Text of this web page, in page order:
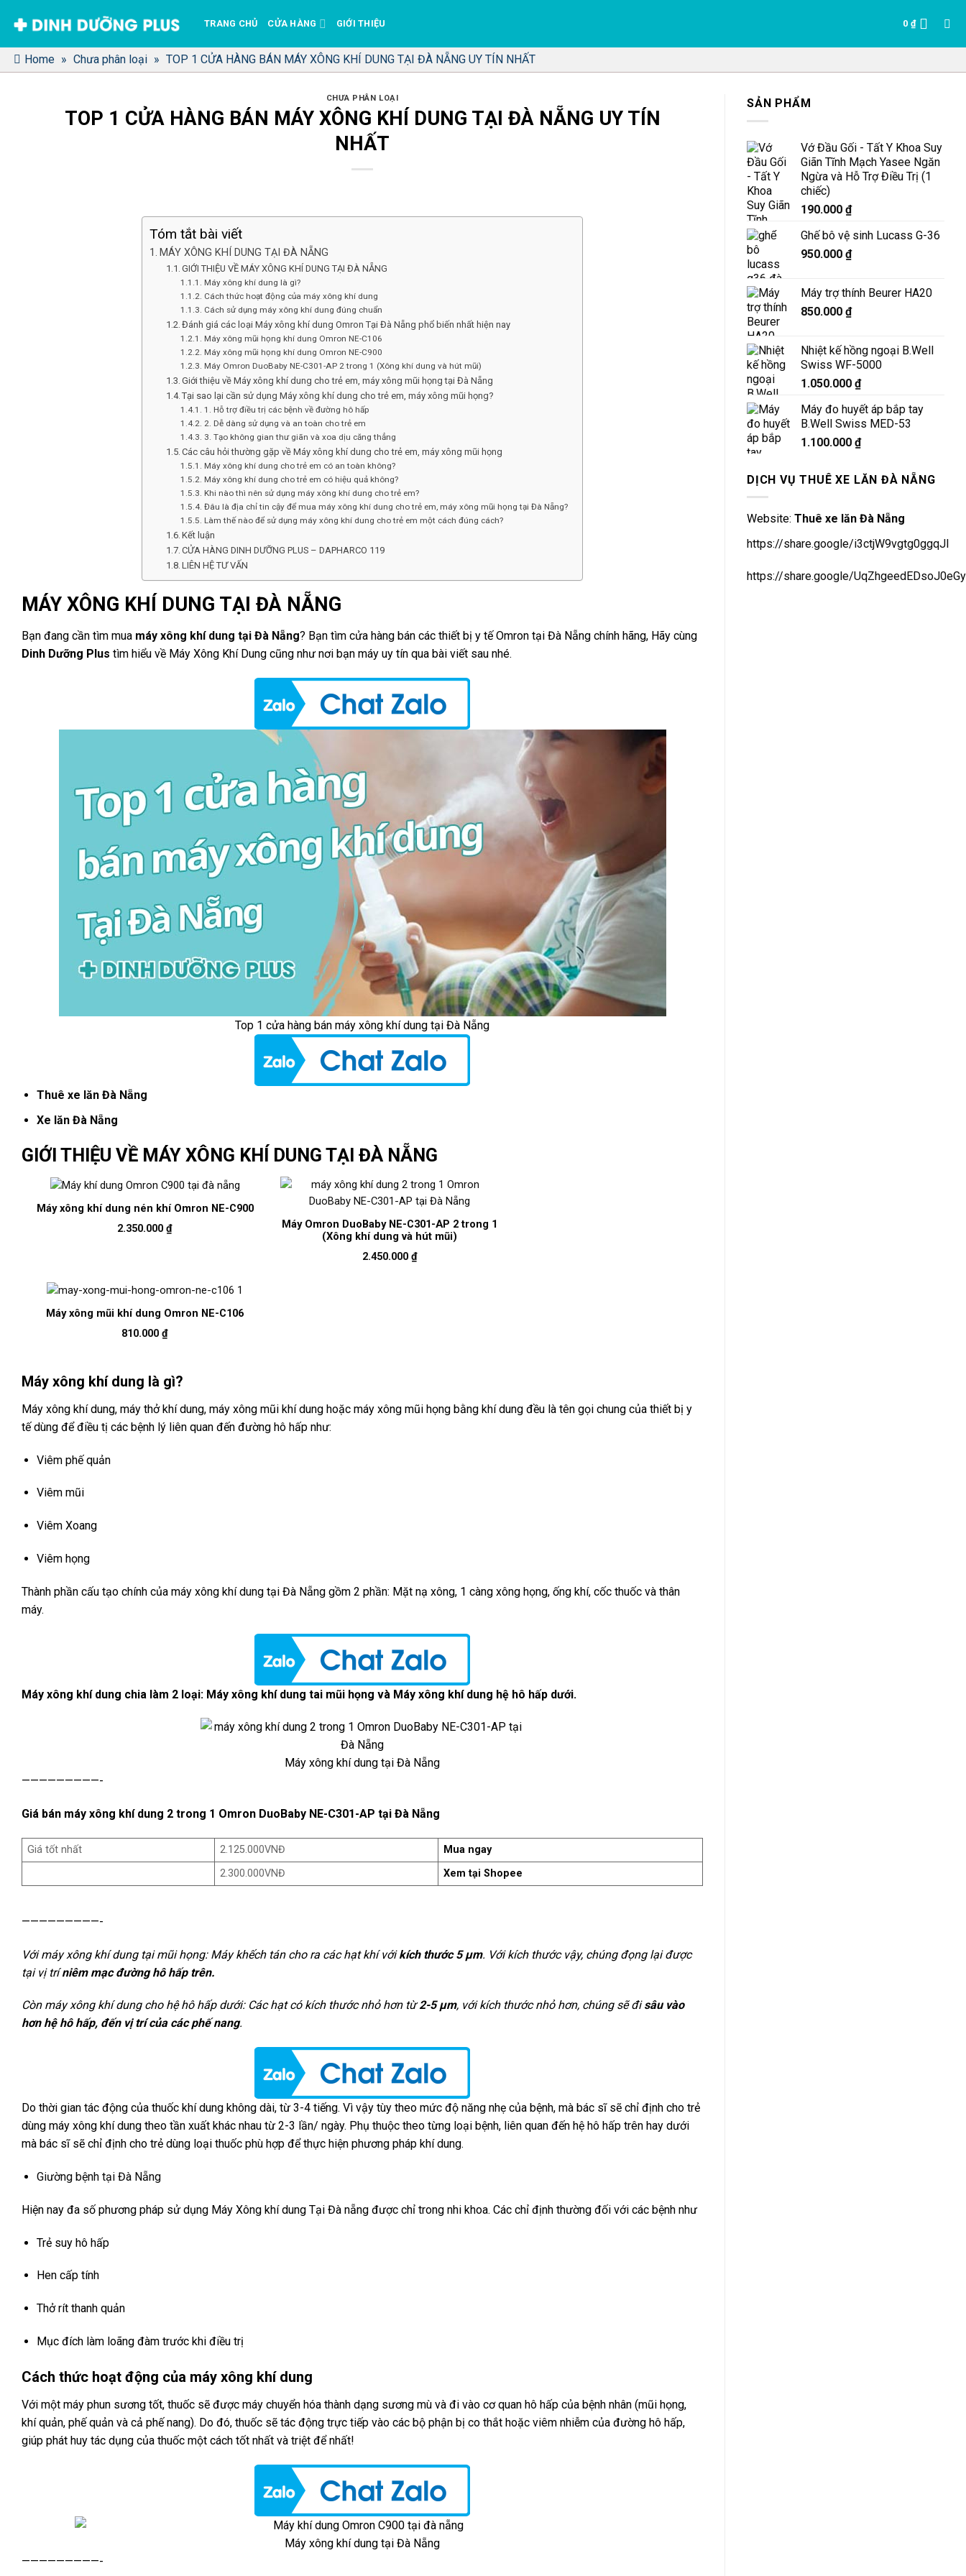
qua
nội
dung
TRANG CHỦ CỬA HÀNG GIỚI THIỆU 0 ₫
Home » Chưa phân loại » TOP 1 CỬA HÀNG BÁN MÁY XÔNG KHÍ DUNG TẠI ĐÀ NẴNG UY TÍN NHẤT
CHƯA PHÂN LOẠI
TOP 1 CỬA HÀNG BÁN MÁY XÔNG KHÍ DUNG TẠI ĐÀ NẴNG UY TÍN
NHẤT
Tóm tắt bài viết
MÁY XÔNG KHÍ DUNG TẠI ĐÀ NẴNG
GIỚI THIỆU VỀ MÁY XÔNG KHÍ DUNG TẠI ĐÀ NẴNG
Máy xông khí dung là gì?
Cách thức hoạt động của máy xông khí dung
Cách sử dụng máy xông khí dung đúng chuẩn
Đánh giá các loại Máy xông khí dung Omron Tại Đà Nẵng phổ biến nhất hiện nay
Máy xông mũi họng khí dung Omron NE-C106
Máy xông mũi họng khí dung Omron NE-C900
Máy Omron DuoBaby NE-C301-AP 2 trong 1 (Xông khí dung và hút mũi)
Giới thiệu về Máy xông khí dung cho trẻ em, máy xông mũi họng tại Đà Nẵng
Tại sao lại cần sử dụng Máy xông khí dung cho trẻ em, máy xông mũi họng?
1. Hỗ trợ điều trị các bệnh về đường hô hấp
2. Dễ dàng sử dụng và an toàn cho trẻ em
3. Tạo không gian thư giãn và xoa dịu căng thẳng
Các câu hỏi thường gặp về Máy xông khí dung cho trẻ em, máy xông mũi họng
Máy xông khí dung cho trẻ em có an toàn không?
Máy xông khí dung cho trẻ em có hiệu quả không?
Khi nào thì nên sử dụng máy xông khí dung cho trẻ em?
Đâu là địa chỉ tin cậy để mua máy xông khí dung cho trẻ em, máy xông mũi họng tại Đà Nẵng?
Làm thế nào để sử dụng máy xông khí dung cho trẻ em một cách đúng cách?
Kết luận
CỬA HÀNG DINH DƯỠNG PLUS – DAPHARCO 119
LIÊN HỆ TƯ VẤN
MÁY XÔNG KHÍ DUNG TẠI ĐÀ NẴNG
Bạn đang cần tìm mua máy xông khí dung tại Đà Nẵng? Bạn tìm cửa hàng bán các thiết bị y tế Omron tại Đà Nẵng chính hãng, Hãy cùng
Dinh Dưỡng Plus tìm hiểu về Máy Xông Khí Dung cũng như nơi bạn máy uy tín qua bài viết sau nhé.
Top 1 cửa hàng bán máy xông khí dung tại Đà Nẵng
Thuê xe lăn Đà Nẵng
Xe lăn Đà Nẵng
GIỚI THIỆU VỀ MÁY XÔNG KHÍ DUNG TẠI ĐÀ NẴNG
Máy xông khí dung nén khí Omron NE-C900
2.350.000₫
Máy Omron DuoBaby NE-C301-AP 2 trong 1
(Xông khí dung và hút mũi)
2.450.000 ₫
Máy xông mũi khí dung Omron NE-C106
810.000₫
Máy xông khí dung là gì?
Máy xông khí dung, máy thở khí dung, máy xông mũi khí dung hoặc máy xông mũi họng bằng khí dung đều là tên gọi chung của thiết bị y
tế dùng để điều tị các bệnh lý liên quan đến đường hô hấp như:
Viêm phế quản
Viêm mũi
Viêm Xoang
Viêm họng
Thành phần cấu tạo chính của máy xông khí dung tại Đà Nẵng gồm 2 phần: Mặt nạ xông, 1 càng xông họng, ống khí, cốc thuốc và thân
máy.
Máy xông khí dung chia làm 2 loại: Máy xông khí dung tai mũi họng và Máy xông khí dung hệ hô hấp dưới.
Máy xông khí dung tại Đà Nẵng
—————————-
Giá bán máy xông khí dung 2 trong 1 Omron DuoBaby NE-C301-AP tại Đà Nẵng
Giá tốt nhất 2.125.000VNĐ
Mua ngay
2.300.000VNĐ
Xem tại Shopee
—————————-
Với máy xông khí dung tại mũi họng: Máy khếch tán cho ra các hạt khí vớikích thước 5 µm. Với kích thước vậy, chúng đọng lại được
tại vị tríniêm mạc đường hô hấp trên.
Còn máy xông khí dung cho hệ hô hấp dưới: Các hạt có kích thước nhỏ hơn từ2-5 µm, với kích thước nhỏ hơn, chúng sẽ đisâu vào
hơn hệ hô hấp, đến vị trí của các phế nang.
Do thời gian tác động của thuốc khí dung không dài, từ 3-4 tiếng. Vì vậy tùy theo mức độ năng nhẹ của bệnh, mà bác sĩ sẽ chỉ định cho trẻ
dùng máy xông khí dung theo tần xuất khác nhau từ 2-3 lần/ ngày. Phụ thuộc theo từng loại bệnh, liên quan đến hệ hô hấp trên hay dưới
mà bác sĩ sẽ chỉ định cho trẻ dùng loại thuốc phù hợp để thực hiện phương pháp khí dung.
Giường bệnh tại Đà Nẵng
Hiện nay đa số phương pháp sử dụng Máy Xông khí dung Tại Đà nẵng được chỉ trong nhi khoa. Các chỉ định thường đối với các bệnh như
Trẻ suy hô hấp
Hen cấp tính
Thở rít thanh quản
Mục đích làm loãng đàm trước khi điều trị
Cách thức hoạt động của máy xông khí dung
Với một máy phun sương tốt, thuốc sẽ được máy chuyển hóa thành dạng sương mù và đi vào cơ quan hô hấp của bệnh nhân (mũi họng,
khí quản, phế quản và cả phế nang). Do đó, thuốc sẽ tác động trực tiếp vào các bộ phận bị co thắt hoặc viêm nhiễm của đường hô hấp,
giúp phát huy tác dụng của thuốc một cách tốt nhất và triệt để nhất!
Máy xông khí dung tại Đà Nẵng
—————————-
SẢN PHẨM
Vớ Đầu Gối - Tất Y Khoa Suy
Giãn Tĩnh Mạch Yasee Ngăn
Ngừa và Hỗ Trợ Điều Trị (1
chiếc)
190.000 ₫
Ghế bô vệ sinh Lucass G-36
950.000 ₫
Máy trợ thính Beurer HA20
850.000 ₫
Nhiệt kế hồng ngoại B.Well
Swiss WF-5000
1.050.000 ₫
Máy đo huyết áp bắp tay
B.Well Swiss MED-53
1.100.000 ₫
DỊCH VỤ THUÊ XE LĂN ĐÀ NẴNG
Website: Thuê xe lăn Đà Nẵng
https://share.google/i3ctjW9vgtg0ggqJl
https://share.google/UqZhgeedEDsoJ0eGy